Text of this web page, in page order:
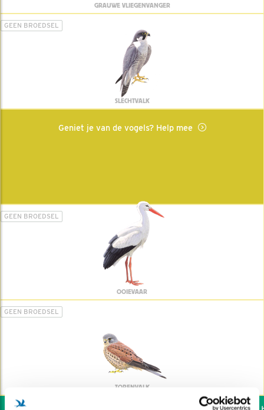
GRAUWE VLIEGENVANGER
GEEN BROEDSEL
SLECHTVALK
Geniet je van de vogels? Help mee
GEEN BROEDSEL
OOIEVAAR
GEEN BROEDSEL
TORENVALK